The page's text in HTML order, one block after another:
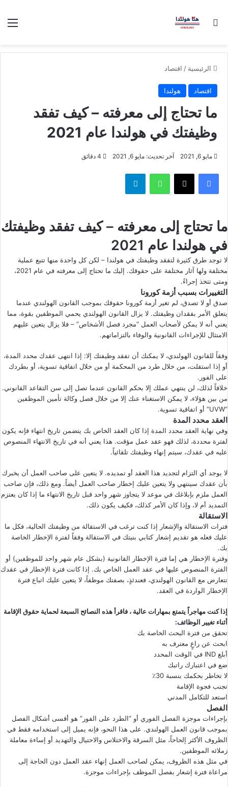
بحث عن
الرئيسية / اقتصاد
اقتصاد هولندا
ما تحتاج إلى معرفته – كيف تفقد
وظيفتك في هولندا عام 2021
مايو 6, 2021 آخر تحديث: مايو 6, 2021
فيسبوك ‫X واتساب تيلقرام
ما تحتاج إلى معرفته – كيف تفقد وظيفتك
في هولندا عام 2021
لا توجد طرق كثيرة لتفقد وظيفتك في هولندا – لكن كل واحدة منها تتبع عملية
مختلفة ولها آثار مختلفة على حقوقك. إليك ما تحتاج إلى معرفته في عام 2021،
ومتى تتخذ إجراءً.
التغييرات بسبب أزمة كورونا
صدق أو لا تصدق، لم تغير أزمة كورونا حقوقك بموجب القانون الهولندي عندما
يتعلق الأمر بفقدان وظيفتك. لا يزال القانون الهولندي يحمي الموظفين بقوة، مما
يعني أنه لا يمكن لأصحاب العمل “مجرد فصل الأشخاص” – فلا يزال يتعين عليهم
الامتثال للإجراءات القانونية والوفاء بالتزاماتهم.
وفقاً للقانون الهولندي، لا يمكنك أن تفقد وظيفتك إلا: إذا انتهى عقدك محدد المدة،
أو إذا استقلت، من خلال طرد من المحكمة أو من خلال اتفاقية تسوية، أو بطردك
على الفور.
خلافاً لذلك، لن ينتهي عملك إلا بحكم القانون عندما تصل إلى سن التقاعد القانوني.
من بين هؤلاء، لا يمكن الاستغناء عنك إلا من خلال فصل وكالة تأمين الموظفين
“UVW” أو اتفاقية تسوية.
العقد محدد المدة
وفي نهاية العقد محدد المدة إذا كان العقد الخاص بك يتضمن تاريخ انتهاء فإنه يكون
لفترة محددة، لذلك فهو عقد عمل مؤقت. هذا يعني أنه في تاريخ الانتهاء المنصوص
عليه في عقدك، سيتم إنهاء وظيفتك تلقائياً.
لا يوجد أي التزام لتجديد هذا العقد أو تمديده. لا يتعين على صاحب العمل أن يخبرك
بأن عقدك سينتهي ولا يتعين عليك إخطار صاحب العمل أيضاً. ومع ذلك، فإن صاحب
العمل ملزم بإبلاغك في موعد لا يتجاوز شهر واحد قبل تاريخ الانتهاء ما إذا كان يعتزم
التمديد أم لا، وإذا كان الأمر كذلك، فكيف يكون ذلك.
الاستقالة
فترات الاستقالة والإشعار إذا كنت ترغب في الاستقالة من وظيفتك الحالية، فكل ما
عليك فعله هو تقديم إشعار كتابي بنيتك في الاستقالة وفقاً لفترة الإخطار الخاصة
بك.
وفترة الإخطار هي إما فترة الإخطار القانونية (بشكل عام شهر واحد للموظفين) أو
الفترة المنصوص عليها في عقد العمل الخاص بك. إذا كانت فترة الإخطار في عقدك
تتعارض مع القانون الهولندي، فعندئذٍ، بصفتك موظفاً، لا يتعين عليك اتباع فترة
الإخطار الواردة في العقد.
إذا كنت مهاجراً يتمتع بمهارات عالية ، فاقرأ هذه النصائح السبعة لحماية حقوق الإقامة
أثناء تغيير الوظائف:
تحقق من فترة البحث الخاصة بك
ابحث عن راعٍ معترف به
أبلغ IND في الوقت المحدد
ضع في اعتبارك راتبك
لا تخاطر بحكمك بنسبة 30٪
تجنب فجوة الإقامة
استعد للتكامل المدني
الفصل
بإجراءات موجزة الفصل الفوري أو “الطرد على الفور” هو أقسى أشكال الفصل
بموجب قانون العمل الهولندي. على هذا النحو، فإنه يميل إلى استخدامه فقط في
الظروف الأكثر إلحاحاً، مثل السرقة والاختلاس والاحتيال والتهديد أو إساءة معاملة
زملائه الموظفين.
في مثل هذه الظروف، يمكن لصاحب العمل إنهاء عقد العمل دون الحاجة إلى
مراعاة فترة إشعار بفصل الموظف بإجراءات موجزة.